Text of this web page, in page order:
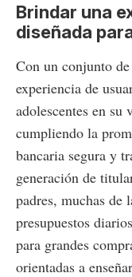
Brindar una
diseñada
Con un conjunto
experiencia de
adolescentes en
cumpliendo la
bancaria segura y
generación de
padres, muchas de
presupuestos
para grandes
orientadas a